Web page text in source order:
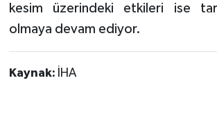
kesim üzerindeki etkileri ise
olmaya devam ediyor.
Kaynak: İHA